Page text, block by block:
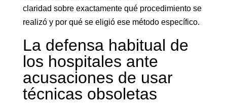
claridad sobre exactamente qué procedimiento se
realizó y por qué se eligió ese método específico.
La defensa habitual de
los hospitales ante
acusaciones de usar
técnicas obsoletas